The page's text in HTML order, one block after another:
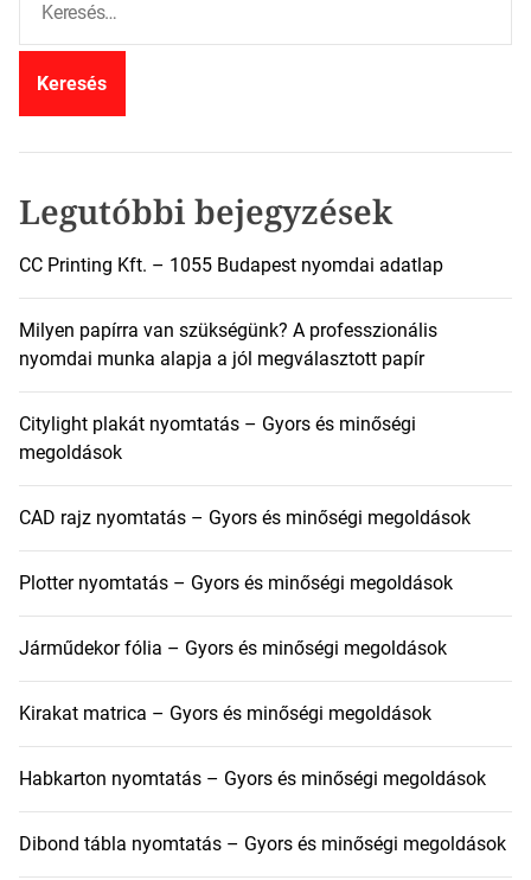
r
Legutóbbi bejegyzések
CC Printing Kft. – 1055 Budapest nyomdai adatlap
Milyen papírra van szükségünk? A professzionális
nyomdai munka alapja a jól megválasztott papír
Citylight plakát nyomtatás – Gyors és minőségi
megoldások
CAD rajz nyomtatás – Gyors és minőségi megoldások
Plotter nyomtatás – Gyors és minőségi megoldások
Járműdekor fólia – Gyors és minőségi megoldások
Kirakat matrica – Gyors és minőségi megoldások
Habkarton nyomtatás – Gyors és minőségi megoldások
Dibond tábla nyomtatás – Gyors és minőségi megoldások